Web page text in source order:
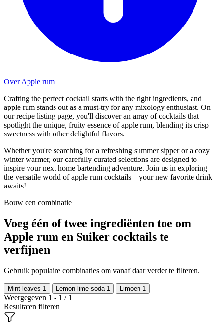
Over Apple rum
Crafting the perfect cocktail starts with the right ingredients, and
apple rum stands out as a must-try for any mixology enthusiast. On
our recipe listing page, you'll discover an array of cocktails that
spotlight the unique, fruity essence of apple rum, blending its crisp
sweetness with other delightful flavors.
Whether you're searching for a refreshing summer sipper or a cozy
winter warmer, our carefully curated selections are designed to
inspire your next home bartending adventure. Join us in exploring
the versatile world of apple rum cocktails—your new favorite drink
awaits!
Bouw een combinatie
Voeg één of twee ingrediënten toe om
Apple rum en Suiker cocktails te
verfijnen
Gebruik populaire combinaties om vanaf daar verder te filteren.
Mint leaves 1 Lemon-lime soda 1 Limoen 1
Weergegeven 1 - 1 / 1
Resultaten filteren